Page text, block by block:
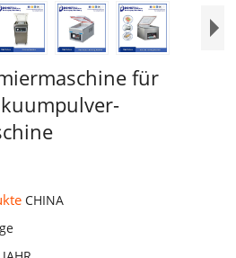
für
CHINA